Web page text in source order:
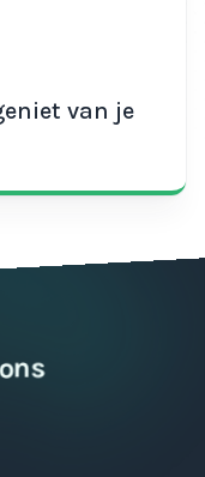
van je